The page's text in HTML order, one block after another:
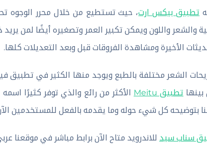
تطبيق بيكس ارت، حيث تستطيع من خلال محرر الوجوه
والشعر واللون ويمكن تكبير العمر وتصغيره أيضًا لمن
الأخيرة ومشاهدة الفروقات قبل وبعد التعديلات كلها.
الشعر مختلفة بالطبع ويوجد منها الكثير في تطبيق
تطبيق Meitu
الأكثر من رائع والذي توفر كثيرًا
بتوضيحه كل شيء حوله وما يقدمه بالفعل للمستخدمين
سناب سيد للاندرويد متاح الآن برابط مباشر في موقعنا